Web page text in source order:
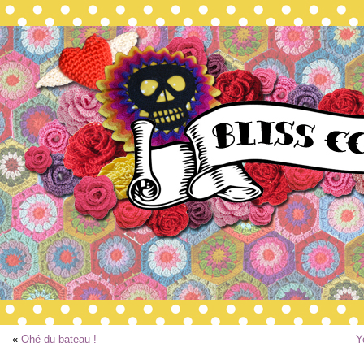
« Ohé du bateau !